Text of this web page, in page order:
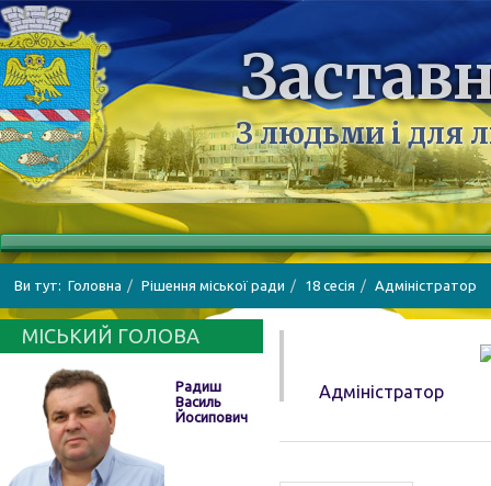
З людьми і для
Ви тут: Головна Рішення міської ради 18 сесія Адміністратор
МІСЬКИЙ ГОЛОВА
Радиш
Василь
Йосипович
Адміністратор